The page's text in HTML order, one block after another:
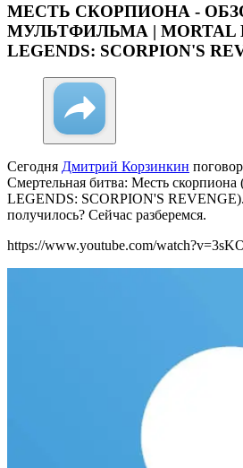
МЕСТЬ СКОРПИОНА -
МУЛЬТФИЛЬМА | MORTAL
LEGENDS: SCORPION'S
Сегодня Дмитрий Корзинкин
Смертельная битва: Месть
LEGENDS: SCORPION'S
получилось? Сейчас разберемся.
https://www.youtube.com/